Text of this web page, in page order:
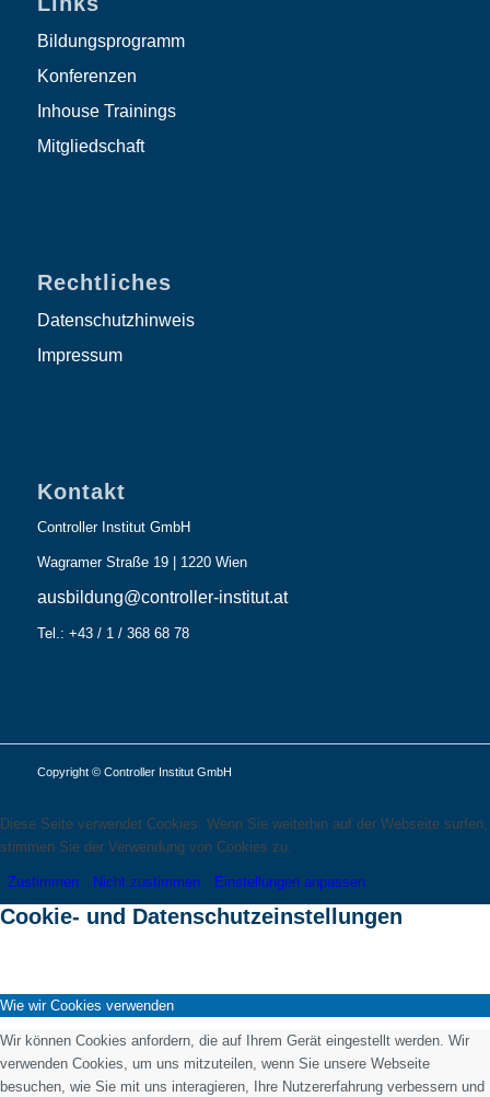
Bildungsprogramm
Konferenzen
Inhouse Trainings
Mitgliedschaft
Rechtliches
Datenschutzhinweis
Impressum
Kontakt
Controller Institut GmbH
Wagramer Straße 19 | 1220 Wien
ausbildung@controller-institut.at
Tel.: +43 / 1 / 368 68 78
Copyright © Controller Institut GmbH
Diese Seite verwendet Cookies. Wenn Sie weiterhin auf der Webseite surfen,
stimmen Sie der Verwendung von Cookies zu.
Zustimmen Nicht zustimmen Einstellungen anpassen
Cookie- und Datenschutzeinstellungen
Wie wir Cookies verwenden
Wir können Cookies anfordern, die auf Ihrem Gerät eingestellt werden. Wir
verwenden Cookies, um uns mitzuteilen, wenn Sie unsere Webseite
besuchen, wie Sie mit uns interagieren, Ihre Nutzererfahrung verbessern und